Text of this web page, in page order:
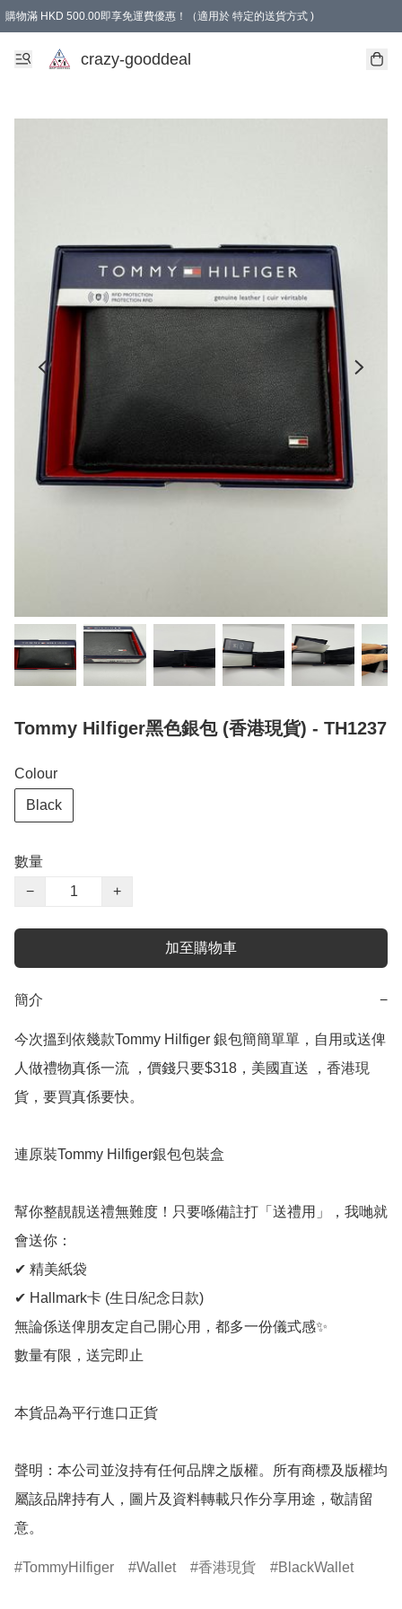
購物滿 HKD 500.00即享免運費優惠！（適用於 特定的送貨方式 )
成為會員可享免費禮品
crazy-gooddeal
Tommy Hilfiger黑色銀包 (香港現貨) - TH1237
Colour
Black
數量
−
+
加至購物車
簡介 −
今次搵到依幾款Tommy Hilfiger 銀包簡簡單單，自用或送俾
人做禮物真係一流 ，價錢只要$318，美國直送 ，香港現
貨，要買真係要快。
連原裝Tommy Hilfiger銀包包裝盒
幫你整靚靚送禮無難度！只要喺備註打「送禮用」，我哋就
會送你：
✔ 精美紙袋
✔ Hallmark卡 (生日/紀念日款)
無論係送俾朋友定自己開心用，都多一份儀式感✨
數量有限，送完即止
本貨品為平行進口正貨
聲明：本公司並沒持有任何品牌之版權。所有商標及版權均
屬該品牌持有人，圖片及資料轉載只作分享用途，敬請留
意。
TommyHilfiger Wallet 香港現貨 BlackWallet